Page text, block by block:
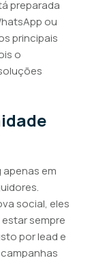
preparada
ou
principais
o
em
social, eles
sempre
por lead e